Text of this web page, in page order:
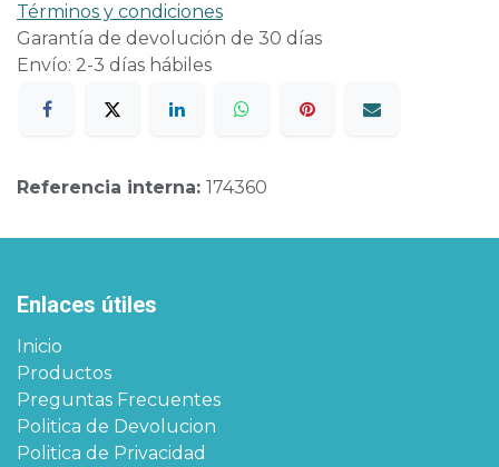
Términos y condiciones
Garantía de devolución de 30 días
Envío: 2-3 días hábiles
Referencia interna: 174360
Enlaces útiles
Inicio
Productos
Preguntas Frecuentes
Politica de Devolucion
Politica de Privacidad